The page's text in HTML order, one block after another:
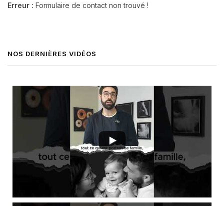
Erreur : Formulaire de contact non trouvé !
NOS DERNIÈRES VIDÉOS